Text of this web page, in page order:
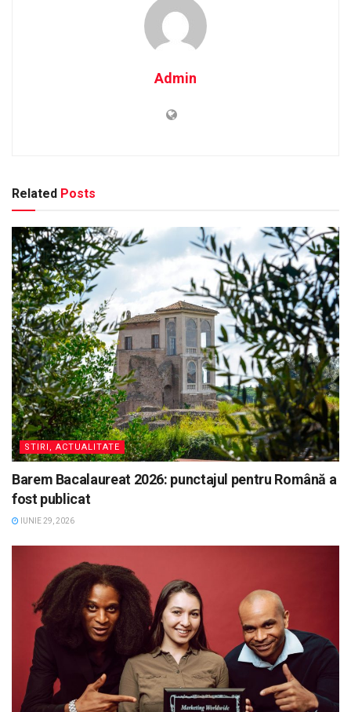
Admin
Related Posts
STIRI, ACTUALITATE
Barem Bacalaureat 2026: punctajul pentru Română a
fost publicat
IUNIE 29, 2026